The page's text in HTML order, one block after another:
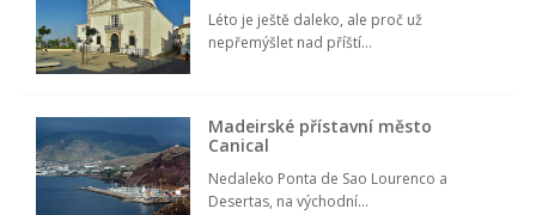
Léto je ještě daleko, ale proč už
nepřemýšlet nad příští...
Madeirské přístavní město
Canical
Nedaleko Ponta de Sao Lourenco a
Desertas, na východní...